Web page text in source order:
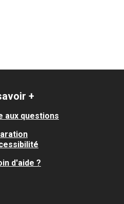
+
aux questions
d'aide ?